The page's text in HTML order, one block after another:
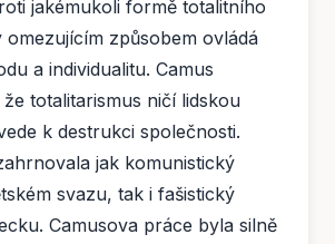
jakémukoli formě totalitního
omezujícím způsobem ovládá
a individualitu. Camus
totalitarismus ničí lidskou
k destrukci společnosti.
jak komunistický
svazu, tak i fašistický
Camusova práce byla silně